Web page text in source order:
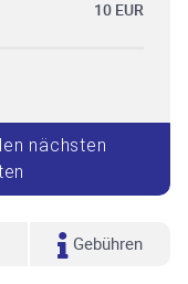
10 EUR
nächsten
Gebühren